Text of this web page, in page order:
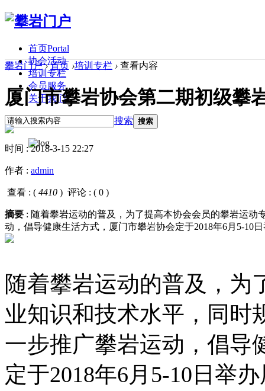
首页Portal
协会活动
培训专栏
会员服务
关于我们
搜索 搜索
攀岩门户 › 首页 ›培训专栏 › 查看内容
厦门市攀岩协会第二期初级攀
时间 : 2018-3-15 22:27
作者 : admin
查看 : ( 4410 ) 评论 : ( 0 )
摘要 : 随着攀岩运动的普及，为了提高本协会会员的攀岩运
动，倡导健康生活方式，厦门市攀岩协会定于2018年6月5-10
随着攀岩运动的普及，为
业知识和技术水平，同时
一步推广攀岩运动，倡导
定于2018年6月5-10日举